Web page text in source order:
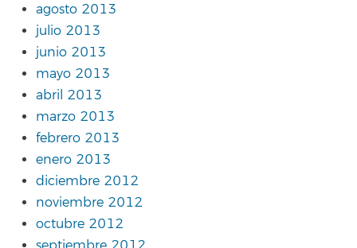
agosto 2013
julio 2013
junio 2013
mayo 2013
abril 2013
marzo 2013
febrero 2013
enero 2013
diciembre 2012
noviembre 2012
octubre 2012